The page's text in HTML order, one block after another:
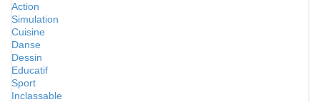
Action
Simulation
Cuisine
Danse
Dessin
Educatif
Sport
Inclassable